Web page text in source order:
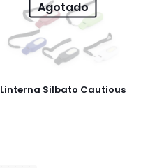
Agotado
Linterna Silbato Cautious